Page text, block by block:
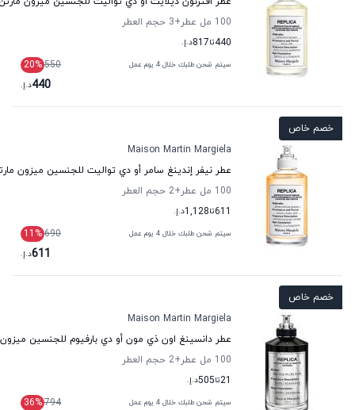
100 مل عطر
+3
حجم العطر
440تا817د.إ.
سيتم شحن طلبك خلال 4 يوم عمل 550
20%
440د.إ.
خصم خاص
Maison Martin Margiela
عطر نيفر إندينغ سامر أو دي تواليت للجنسين ميزون
100 مل عطر
+2
حجم العطر
611تا1,128د.إ.
سيتم شحن طلبك خلال 4 يوم عمل 690
11 %
611د.إ.
خصم خاص
Maison Martin Margiela
عطر دانسينغ اون ذي مون أو دي بارفيوم للجنسين ميزون
100 مل عطر
+2
حجم العطر
21تا505د.إ.
سيتم شحن طلبك خلال 4 يوم عمل 794
36%